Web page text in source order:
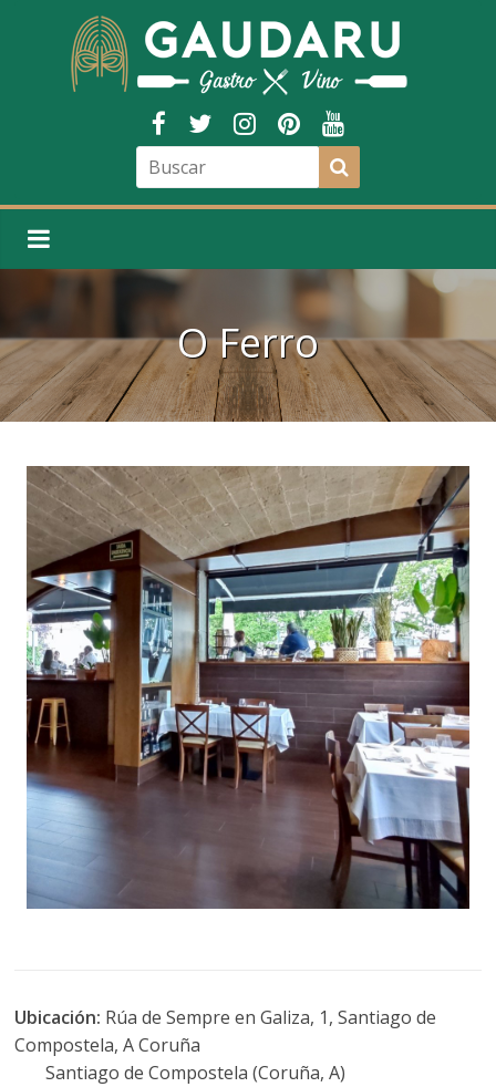
O Ferro
Ubicación: Rúa de Sempre en Galiza, 1, Santiago de
Compostela, A Coruña
Santiago de Compostela (Coruña, A)